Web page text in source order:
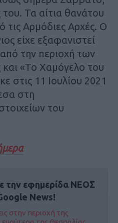
Τα αίτια θανάτου
τις Αρμόδιες Αρχές. Ο
είχε εξαφανιστεί
την περιοχή των
«To Χαμόγελο του
στις 11 Ιουλίου 2021
στη
του
την εφημερίδα ΝΕΟΣ
News!
στην περιοχή της